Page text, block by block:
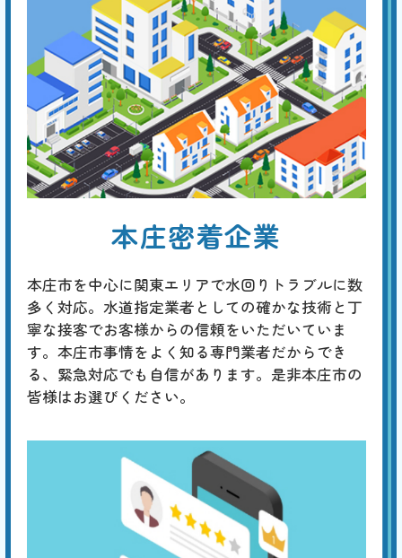
基本料
3,000円
EB
限
定
割
引
作業費
5,500
部品代
0円〜
合計 5,500 円〜
トイレットペーパーによる排水口付近のつまりなら、ラバーカップで解
消する事ができるでしょう。しかし、つまりの原因がトイレ本体の排水
管の奥であった場合は、より強力なつまり専用機器（真空式・ワイヤー
式パイプクリーナー、ローポンプ、手動・電動トーラー、高圧洗浄機な
ど）を使用します。
トイレの水位がいつもよ
り低い
基本料
EB
限
定
割
引
作業費
合計 6,600円〜
通常、つまった場合は水位が上がるので、トイレタンクに水が溜まって
いない場合は、タンク内の調整が必要です。タンク内にある標準水位
は、水面から出たオーバーフロー管に刻印された「WL」の位置です。
水位が低い場合は、水漏れや排水の問題が考えられます。
本庄密着企業
本庄市を中心に関東エリアで水回りトラブルに数
多く対応。水道指定業者としての確かな技術と丁
寧な接客でお客様からの信頼をいただいていま
す。本庄市事情をよく知る専門業者だからでき
る、緊急対応でも自信があります。是非本庄市の
皆様はお選びください。